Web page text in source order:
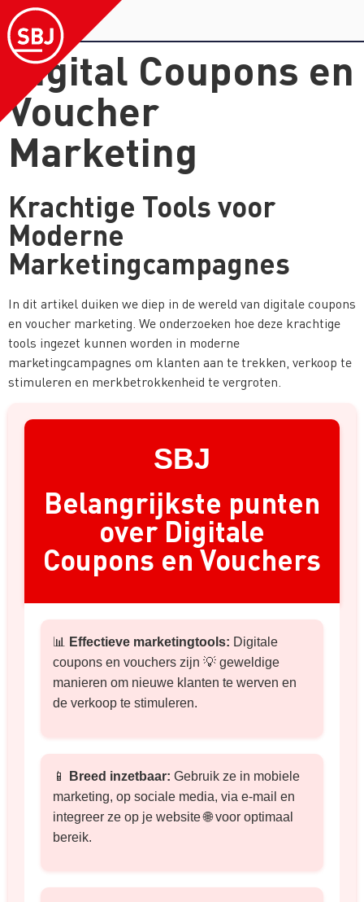
Digital Coupons en
Voucher
Marketing
Krachtige Tools voor
Moderne
Marketingcampagnes
In dit artikel duiken we diep in de wereld van digitale coupons
en voucher marketing. We onderzoeken hoe deze krachtige
tools ingezet kunnen worden in moderne
marketingcampagnes om klanten aan te trekken, verkoop te
stimuleren en merkbetrokkenheid te vergroten.
SBJ
Belangrijkste punten
over Digitale
Coupons en Vouchers
📊 Effectieve marketingtools: Digitale
coupons en vouchers zijn 💡 geweldige
manieren om nieuwe klanten te werven en
de verkoop te stimuleren.
📱 Breed inzetbaar: Gebruik ze in mobiele
marketing, op sociale media, via e-mail en
integreer ze op je website 🌐 voor optimaal
bereik.